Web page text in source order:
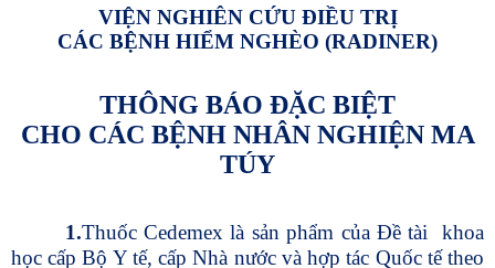
VIỆN NGHIÊN CỨU ĐIỀU TRỊ
CÁC BỆNH HIỂM NGHÈO (RADINER)
THÔNG BÁO ĐẶC BIỆT
CHO CÁC BỆNH NHÂN NGHIỆN MA
TÚY
1.Thuốc Cedemex là sản phẩm của Đề tài khoa
học cấp Bộ Y tế, cấp Nhà nước và hợp tác Quốc tế theo